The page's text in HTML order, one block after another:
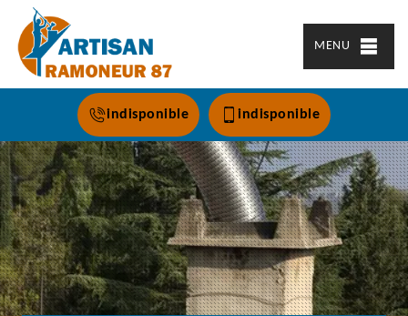
MENU
indisponible indisponible